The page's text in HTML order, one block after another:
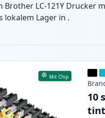
Brother LC-121Y
lokalem Lager in .
Mit Chip
10